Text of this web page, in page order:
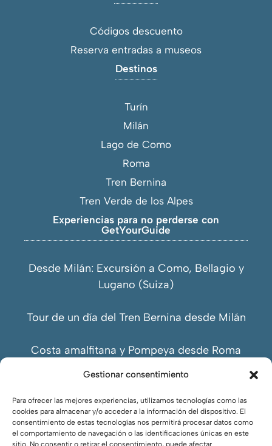
Gestionar consentimiento
Para ofrecer las mejores experiencias, utilizamos tecnologías como las
cookies para almacenar y/o acceder a la información del dispositivo. El
consentimiento de estas tecnologías nos permitirá procesar datos como
el comportamiento de navegación o las identificaciones únicas en este
sitio. No consentir o retirar el consentimiento, puede afectar
Códigos descuento
Reserva entradas a museos
Destinos
Turín
Milán
Lago de Como
Roma
Tren Bernina
Tren Verde de los Alpes
Experiencias para no perderse con
GetYourGuide
Desde Milán: Excursión a Como, Bellagio y
Lugano (Suiza)
Tour de un día del Tren Bernina desde Milán
Costa amalfitana y Pompeya desde Roma